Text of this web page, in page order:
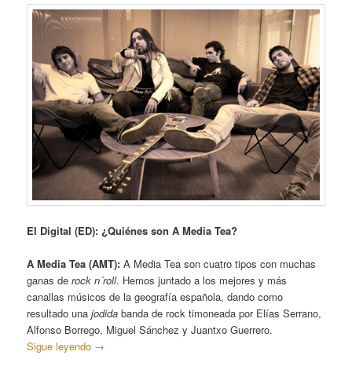
El Digital (ED): ¿Quiénes son A Media Tea?
A Media Tea (AMT): A Media Tea son cuatro tipos con muchas
ganas derock n´roll. Hemos juntado a los mejores y más
canallas músicos de la geografía española, dando como
resultado unajodida banda de rock timoneada por Elías Serrano,
Alfonso Borrego, Miguel Sánchez y Juantxo Guerrero.
Sigue leyendo →